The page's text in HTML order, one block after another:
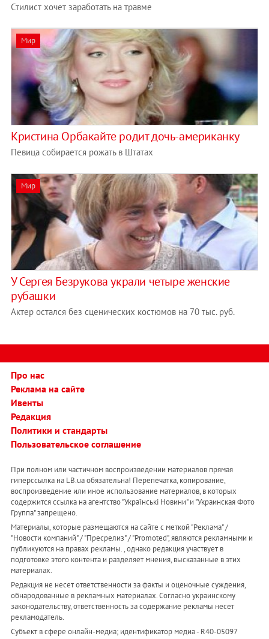
Стилист хочет заработать на травме
Мир
Кристина Орбакайте родит дочь-американку
Певица собирается рожать в Штатах
Мир
У Сергея Безрукова украли четыре женские
рубашки
Актер остался без сценических костюмов на 70 тыс. руб.
Про нас
Реклама на сайте
Ивенты
Редакция
Политики и стандарты
Пользовательское соглашение
При полном или частичном воспроизведении материалов прямая
гиперссылка на LB.ua обязательна! Перепечатка, копирование,
воспроизведение или иное использование материалов, в которых
содержится ссылка на агентство "Українськi Новини" и "Украинская Фото
Группа" запрещено.
Материалы, которые размещаются на сайте с меткой "Реклама" /
"Новости компаний" / "Пресрелиз" / "Promoted", являются рекламными и
публикуются на правах рекламы. , однако редакция участвует в
подготовке этого контента и разделяет мнения, высказанные в этих
материалах.
Редакция не несет ответственности за факты и оценочные суждения,
обнародованные в рекламных материалах. Согласно украинскому
законодательству, ответственность за содержание рекламы несет
рекламодатель.
Субъект в сфере онлайн-медиа; идентификатор медиа - R40-05097